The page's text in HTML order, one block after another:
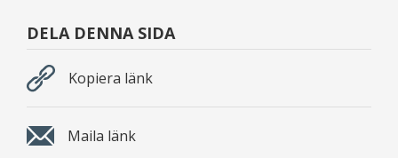
DELA DENNA SIDA
Kopiera länk
Maila länk